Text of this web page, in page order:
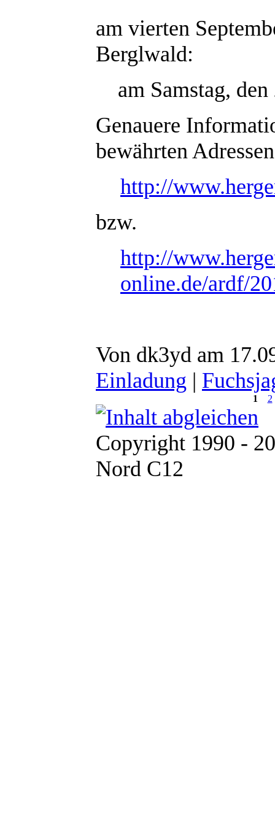
am vierten
Berglwald:
am Samstag, den
Genauere
bewährten Adressen
http://
bzw.
http://
online.de/ardf/
Von dk3yd am
Einladung |
1 2
Copyright 1990 -
Nord C12